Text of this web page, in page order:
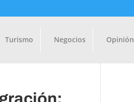
Turismo Negocios Opinión